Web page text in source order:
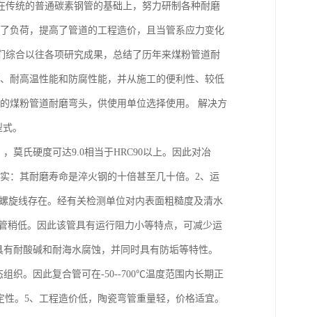
统的普通碳素钢管的基础上，努力研制各种耐磨
负荷，提高了管道的工程造价，且当管系应力变化
合以往各项研究成果，总结了历年来煤粉管道耐
耐高温性能和防腐性能，并从施工的便利性、较低
煤粉管道耐磨弯头，供使用单位选择使用。 解决方
。
莫氏硬度可达9.0相当于HRC90以上。因此对冶
：其耐磨寿命是淬火钢的十倍甚至几十倍。2、运
旋线存在。经有关检测单位对内表面粗糙度及清水
稍低。因此该管具有运行阻力小等特点，可减少运
耐酸碱和耐海水腐蚀，并同时具有防垢等特性。
织。因此复合管可在-50--700℃温度范围内长期正
。5、工程造价低，陶瓷弯管重量轻，价格适宜。